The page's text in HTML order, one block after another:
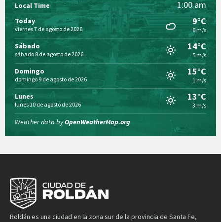
Local Time 1:00 am
Today
viernes 7 de agosto de 2026
9°C
6 m/s
Sábado
sábado 8 de agosto de 2026
14°C
5 m/s
Domingo
domingo 9 de agosto de 2026
15°C
1 m/s
Lunes
lunes 10 de agosto de 2026
13°C
3 m/s
Weather data byOpenWeatherMap.org
Roldán es una ciudad en la zona sur de la provincia de Santa Fe,